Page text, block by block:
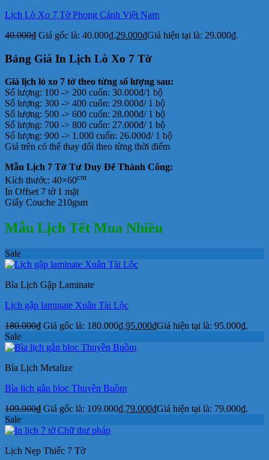
Lịch Lò Xo 7 Tờ Phong Cảnh Việt Nam
40.000₫ Giá gốc là: 40.000₫.29.000₫Giá hiện tại là: 29.000₫.
Bảng Giá In Lịch Lò Xo 7 Tờ
Giá lịch lò xo 7 tờ theo từng số lượng sau:
Số lượng: 100 -> 200 cuốn: 30.000đ/1 bộ
Số lượng: 300 -> 400 cuốn: 29.000đ/ 1 bộ
Số lượng: 500 -> 600 cuốn: 28.000đ/ 1 bộ
Số lượng: 700 -> 800 cuốn: 27.000đ/ 1 bộ
Số lượng: 900 -> 1.000 cuốn: 26.000đ/ 1 bộ
Giá trên có thể thay đổi theo từng thời điểm
Mẫu Lịch 7 Tờ Tư Duy Để Thành Công:
Kích thước: 40×60cm
In Offset 7 tờ 1 mặt
Giấy Couche 210gsm
Mẫu Lịch Tết Mua Nhiều
Sale
Bìa Lịch Gập Laminate
Lịch gập laminate Xuân Tài Lộc
180.000₫ Giá gốc là: 180.000₫.95.000₫Giá hiện tại là: 95.000₫.
Sale
Bìa Lịch Metalize
Bìa lịch gắn bloc Thuyền Buồm
109.000₫ Giá gốc là: 109.000₫.79.000₫Giá hiện tại là: 79.000₫.
Sale
Lịch Nẹp Thiếc 7 Tờ